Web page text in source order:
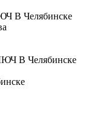
В Челябинске
В Челябинске